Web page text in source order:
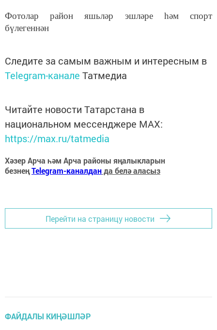
Фотолар район яшьләр эшләре һәм спорт
бүлегеннән
Следите за самым важным и интересным в
Telegram-канале Татмедиа
Читайте новости Татарстана в
национальном мессенджере MАХ:
https://max.ru/tatmedia
Хәзер Арча һәм Арча районы яңалыкларын
безнеңTelegram-каналданда белә аласыз
Перейти на страницу новости
ФАЙДАЛЫ КИҢӘШЛӘР